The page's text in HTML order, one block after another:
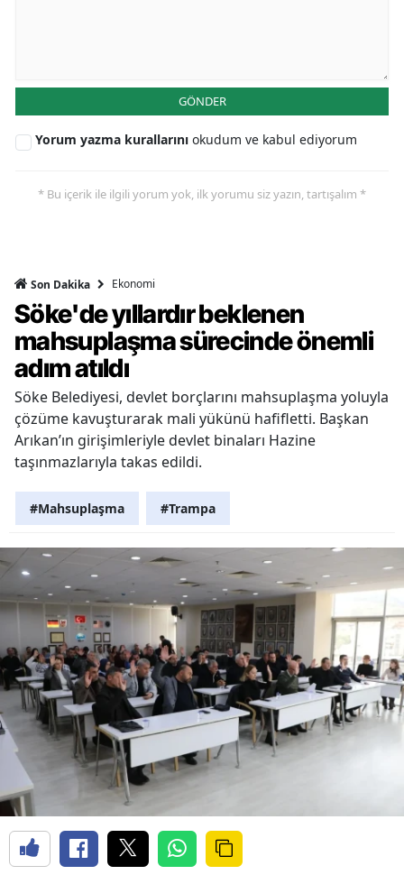
GÖNDER
Yorum yazma kurallarını okudum ve kabul ediyorum
* Bu içerik ile ilgili yorum yok, ilk yorumu siz yazın, tartışalım *
Son Dakika Ekonomi
Söke'de yıllardır beklenen
mahsuplaşma sürecinde önemli
adım atıldı
Söke Belediyesi, devlet borçlarını mahsuplaşma yoluyla
çözüme kavuşturarak mali yükünü hafifletti. Başkan
Arıkan’ın girişimleriyle devlet binaları Hazine
taşınmazlarıyla takas edildi.
#Mahsuplaşma #Trampa